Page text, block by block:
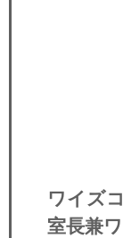
ワイズ
室長兼